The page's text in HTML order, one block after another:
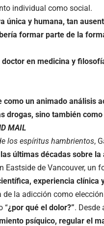
individual como social.
única y humana, tan
formar parte de la
doctor en medicina y
como un animado análisis
drogas, sino también
MAIL
los espíritus hambrientos,
últimas décadas sobre la
Eastside de Vancouver, un
experiencia clínica
de la adicción como
“¿por qué el dolor?”. Desde
psíquico, regular el